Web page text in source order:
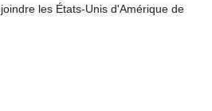
les États-Unis d'Amérique de